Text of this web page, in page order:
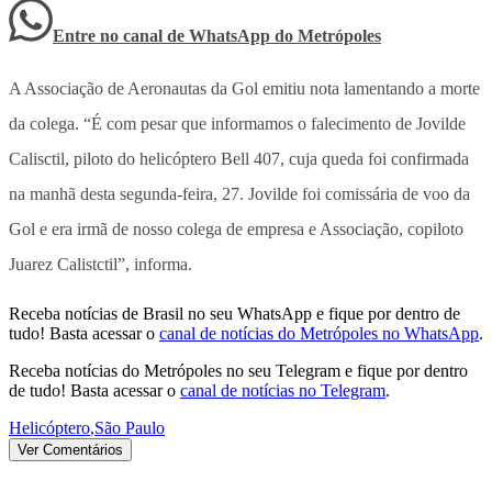
Entre no canal de WhatsApp do Metrópoles
A Associação de Aeronautas da Gol emitiu nota lamentando a morte
da colega. “É com pesar que informamos o falecimento de Jovilde
Calisctil, piloto do helicóptero Bell 407, cuja queda foi confirmada
na manhã desta segunda-feira, 27. Jovilde foi comissária de voo da
Gol e era irmã de nosso colega de empresa e Associação, copiloto
Juarez Calistctil”, informa.
Receba notícias de Brasil no seu WhatsApp e fique por dentro de
tudo! Basta acessar o canal de notícias do Metrópoles no WhatsApp.
Receba notícias do Metrópoles no seu Telegram e fique por dentro
de tudo! Basta acessar o canal de notícias no Telegram.
Helicóptero,São Paulo
Ver Comentários